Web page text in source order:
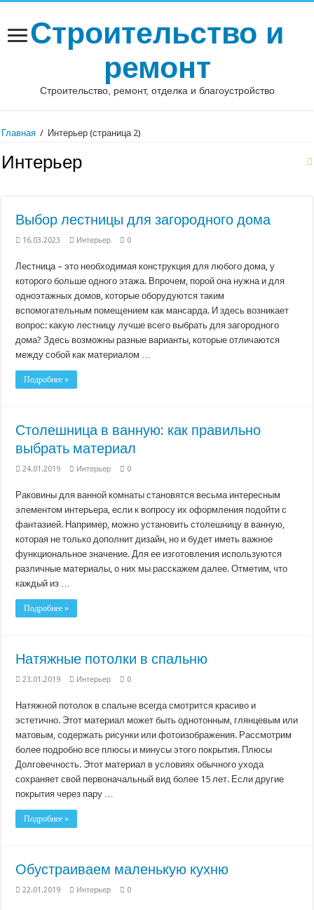
Строительство и
ремонт
Строительство, ремонт, отделка и благоустройство
Главная / Интерьер (страница 2)
Интерьер
Выбор лестницы для загородного дома
16.03.2023 Интерьер 0
Лестница – это необходимая конструкция для любого дома, у
которого больше одного этажа. Впрочем, порой она нужна и для
одноэтажных домов, которые оборудуются таким
вспомогательным помещением как мансарда. И здесь возникает
вопрос: какую лестницу лучше всего выбрать для загородного
дома? Здесь возможны разные варианты, которые отличаются
между собой как материалом …
Подробнее »
Столешница в ванную: как правильно
выбрать материал
24.01.2019 Интерьер 0
Раковины для ванной комнаты становятся весьма интересным
элементом интерьера, если к вопросу их оформления подойти с
фантазией. Например, можно установить столешницу в ванную,
которая не только дополнит дизайн, но и будет иметь важное
функциональное значение. Для ее изготовления используются
различные материалы, о них мы расскажем далее. Отметим, что
каждый из …
Подробнее »
Натяжные потолки в спальню
23.01.2019 Интерьер 0
Натяжной потолок в спальне всегда смотрится красиво и
эстетично. Этот материал может быть однотонным, глянцевым или
матовым, содержать рисунки или фотоизображения. Рассмотрим
более подробно все плюсы и минусы этого покрытия. Плюсы
Долговечность. Этот материал в условиях обычного ухода
сохраняет свой первоначальный вид более 15 лет. Если другие
покрытия через пару …
Подробнее »
Обустраиваем маленькую кухню
22.01.2019 Интерьер 0